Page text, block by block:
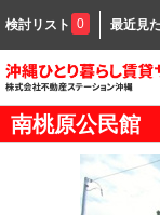
検討リスト 0 最近見
南桃原公民館